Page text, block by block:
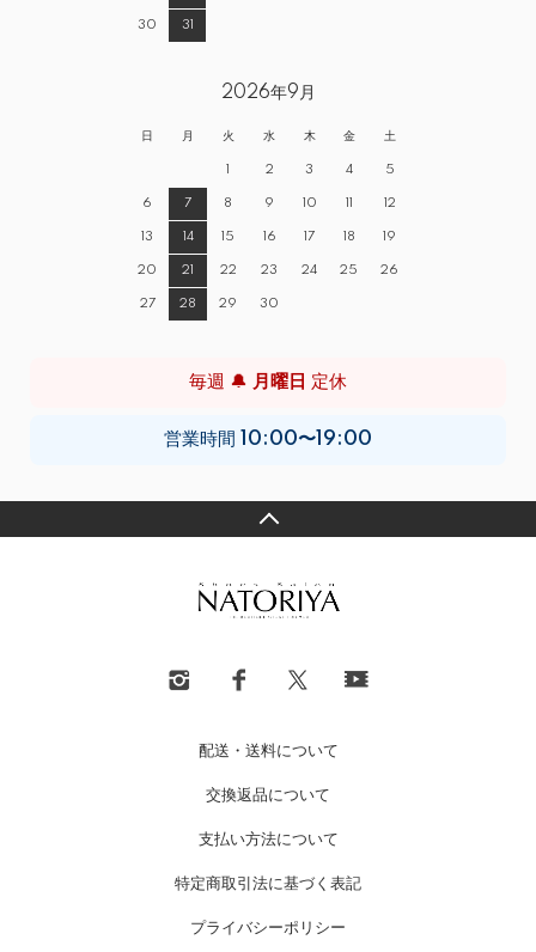
30 31
2026年9月
日 月 火 水 木 金 土
1 2 3 4 5
6 7 8 9 10 11 12
13 14 15 16 17 18 19
20 21 22 23 24 25 26
27 28 29 30
毎週 🔔 月曜日 定休
営業時間 10:00〜19:00
配送・送料について
交換返品について
支払い方法について
特定商取引法に基づく表記
プライバシーポリシー